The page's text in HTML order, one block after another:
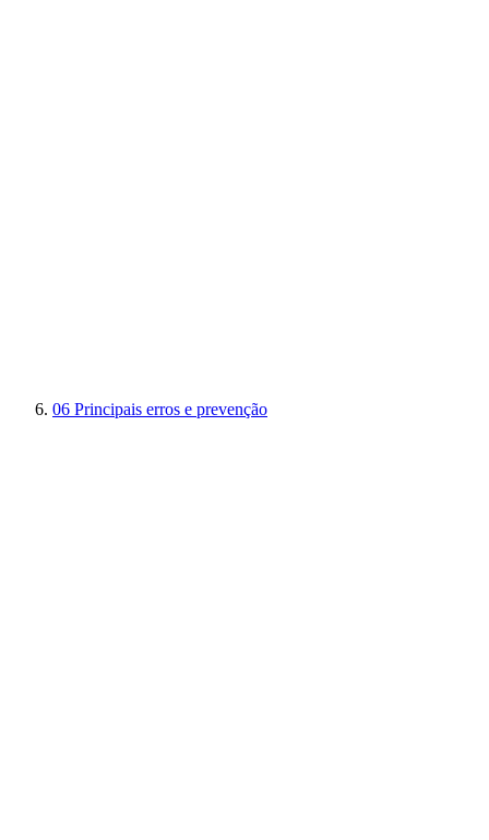
06 Principais erros e prevenção